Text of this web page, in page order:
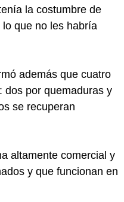
la costumbre de
que no les habría
además que cuatro
dos por quemaduras y
se recuperan
altamente comercial y
y que funcionan en